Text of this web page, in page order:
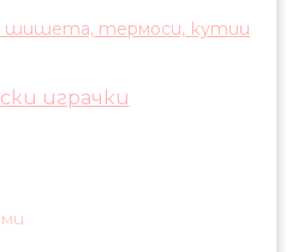
шишета, термоси, кутии
играчки